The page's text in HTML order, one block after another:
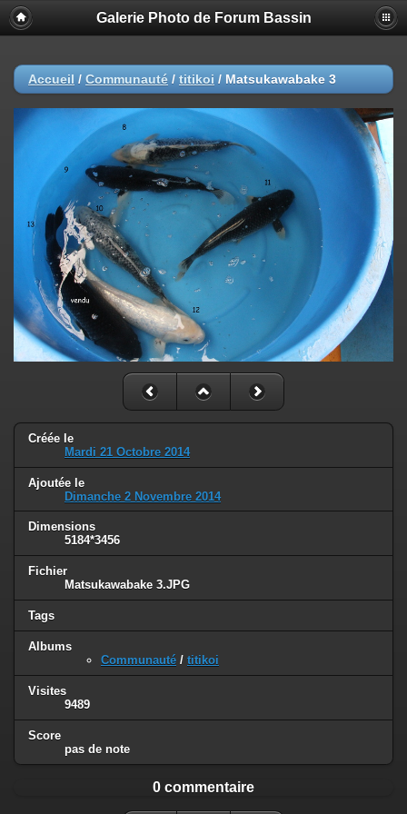
Galerie Photo de Forum Bassin
Accueil / Communauté / titikoi / Matsukawabake 3
Créée le
Mardi 21 Octobre 2014
Ajoutée le
Dimanche 2 Novembre 2014
Dimensions
5184*3456
Fichier
Matsukawabake 3.JPG
Tags
Albums
Communauté / titikoi
Visites
9489
Score
pas de note
0 commentaire